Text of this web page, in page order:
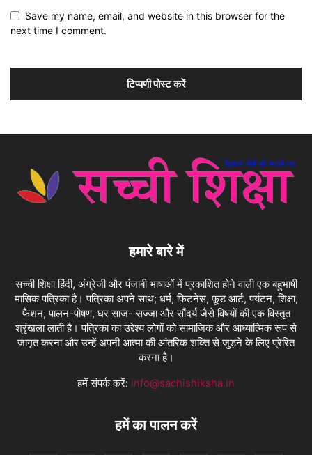
Save my name, email, and website in this browser for the
next time I comment.
हमारे बारे में
सच्ची शिक्षा हिंदी, अंग्रेजी और पंजाबी भाषाओं में प्रकाशित होने वाली एक बहुभाषी
मासिक पत्रिका है। पत्रिका अपने साथ; धर्म, फिटनेस, फ़ूड आर्ट, पर्यटन, शिक्षा,
फैशन, पालन-पोषण, घर साज- सज्जा और सौंदर्य जैसे विषयों की एक विस्तृत
श्रृंखला लाती है। पत्रिका का उद्देश्य लोगों को सामाजिक और आध्यात्मिक रूप से
जागृत करना और उन्हें अपनी आत्मा की आंतरिक शक्ति से जुड़ने के लिए प्रेरित
करना है।
हमें संपर्क करें: info@sachishiksha.in
हमें का पालन करें